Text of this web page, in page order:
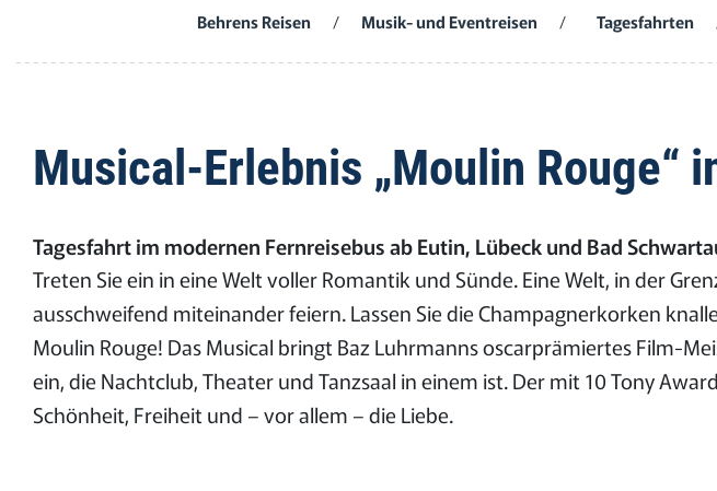
Behrens Reisen / Musik- und Eventreisen / Tagesfahrten
Musical-Erlebnis „Moulin Rouge“
Tagesfahrt im modernen Fernreisebus ab Eutin, Lübeck und Bad
Treten Sie ein in eine Welt voller Romantik und Sünde. Eine Welt, in der
ausschweifend miteinander feiern. Lassen Sie die Champagnerkorken
Moulin Rouge! Das Musical bringt Baz Luhrmanns oscarprämiertes Film-
ein, die Nachtclub, Theater und Tanzsaal in einem ist. Der mit 10 Tony
Schönheit, Freiheit und – vor allem – die Liebe.